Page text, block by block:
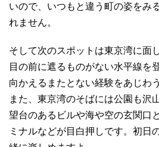
いので、いつもと違う町の姿をみ
れません。
そして次のスポットは東京湾に面
目の前に遮るものがない水平線を
向かえるまたとない経験をあじわ
また、東京湾のそばには公園も沢
望台のあるビルや海や空の玄関口
ミナルなどが目白押しです。初日